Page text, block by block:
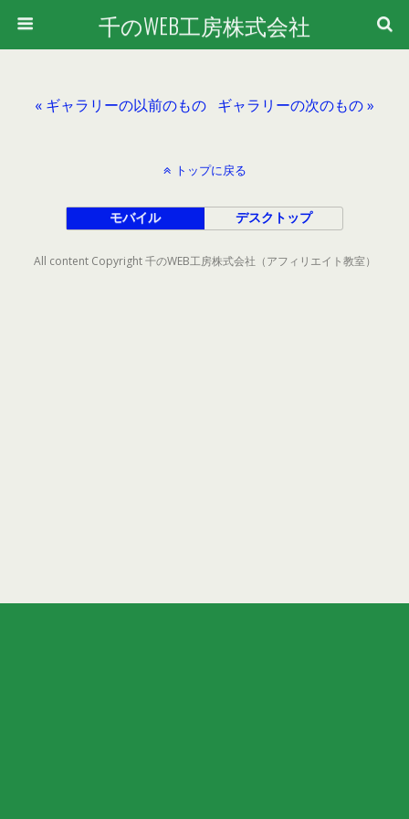
千のWEB工房株式会社
« ギャラリーの以前のもの ギャラリーの次のもの »
トップに戻る
モバイル デスクトップ
All content Copyright 千のWEB工房株式会社（アフィリエイト教室）